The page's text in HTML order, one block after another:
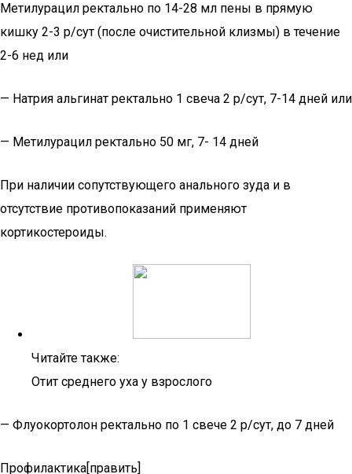
Метилурацил ректально по 14-28 мл пены в прямую
кишку 2-3 р/сут (после очистительной клизмы) в течение
2-6 нед или
— Натрия альгинат ректально 1 свеча 2 р/сут, 7-14 дней или
— Метилурацил ректально 50 мг, 7- 14 дней
При наличии сопутствующего анального зуда и в
отсутствие противопоказаний применяют
кортикостероиды.
Читайте также:
Отит среднего уха у взрослого
— Флуокортолон ректально по 1 свече 2 р/сут, до 7 дней
Профилактика[править]